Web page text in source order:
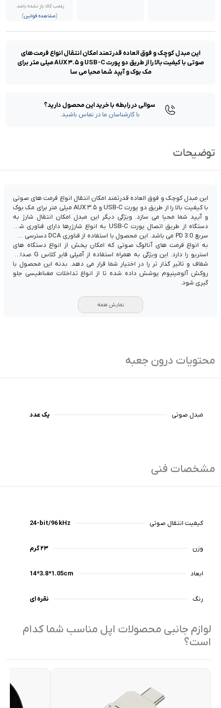
پلمب کالا باز نشده باشد.
(مشاهده قوانین)
این مبدل کوچک و فوق العاده قدرتمند امکان انتقال انواع فرمت های
صوتی با کیفیت بالا را از طریق دو پورت USB-C و AUX ۳.۵ میلی متر برای
مک بوک و آیپد شما محیا می سا
سوالی در رابطه با خرید این محصول دارید؟
با کارشناسان ما در تماس باشید.
توضیحات
این مبدل کوچک و فوق العاده قدرتمند امکان انتقال انواع فرمت های صوتی
با کیفیت بالا را از طریق دو پورت USB-C و AUX ۳.۵ میلی متر برای مک بوک
و آیپد شما محیا می سازد. ویژگی دیگر این مبدل امکان انتقال شارژ به
دستگاه از طریق اتصال پورت USB-C به انواع شارژرها دارای فناوری شارژ
سریع PD 3.0 می باشد. این محصول با استفاده از فناوری DCA دسترسی شما
به انواع فرمت های آنالوگ صوتی که امکان پخش از انواع دستگاه های
استریو را دارد. این ویژگی به همراه استفاده از آمپلی فایر کلاس G صدایی
شفاف و تاثیر گذار تر را در اختیار شما قرار می دهد. بدنه این محصول با
روکش آلومینیوم پوشش داده شده تا از انواع تداخلات مغناطیسی جلو
گیری شود.
نمایش همه
محتویات درون جعبه
مبدل صوتی یک عدد
مشخصات فنی
کیفیت انتقال صوتی 24-bit/96 kHz
وزن ۲۳ گرم
ابعاد 14*3.8*1.05cm
رنگ نقره ای
لوازم جانبی محصولات اپل مناسب شما کدام
است؟